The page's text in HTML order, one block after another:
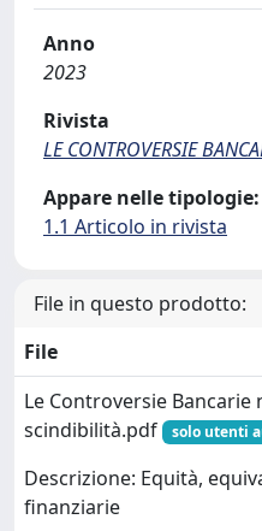
Anno
2023
Rivista
LE CONTROVERSIE
Appare nelle tipologie:
1.1 Articolo in rivista
File in questo prodotto:
File
Le Controversie Bancarie
scindibilità.pdf
solo utenti
Descrizione: Equità,
finanziarie